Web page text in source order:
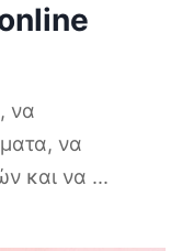
να
να
και να ...